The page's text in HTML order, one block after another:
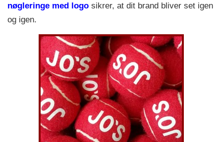
nøgleringe med logo sikrer, at dit brand bliver set igen
og igen.